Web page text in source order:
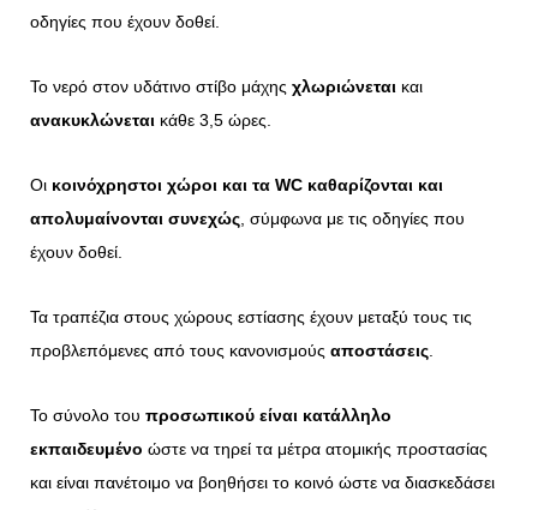
οδηγίες που έχουν δοθεί.
Το νερό στον υδάτινο στίβο μάχης χλωριώνεται και
ανακυκλώνεται κάθε 3,5 ώρες.
Οι κοινόχρηστοι χώροι και τα WC καθαρίζονται και
απολυμαίνονται συνεχώς, σύμφωνα με τις οδηγίες που
έχουν δοθεί.
Τα τραπέζια στους χώρους εστίασης έχουν μεταξύ τους τις
προβλεπόμενες από τους κανονισμούς αποστάσεις.
Το σύνολο του προσωπικού είναι κατάλληλο
εκπαιδευμένο ώστε να τηρεί τα μέτρα ατομικής προστασίας
και είναι πανέτοιμο να βοηθήσει το κοινό ώστε να διασκεδάσει